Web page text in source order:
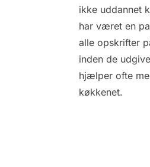
ikke uddannet
har været en
alle opskrifter
inden de
hjælper ofte
køkkenet.